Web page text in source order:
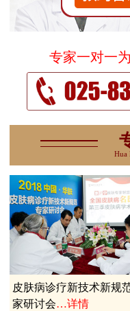
专家一对一
Hua
皮肤病诊疗新技术新规
家研讨会…详情